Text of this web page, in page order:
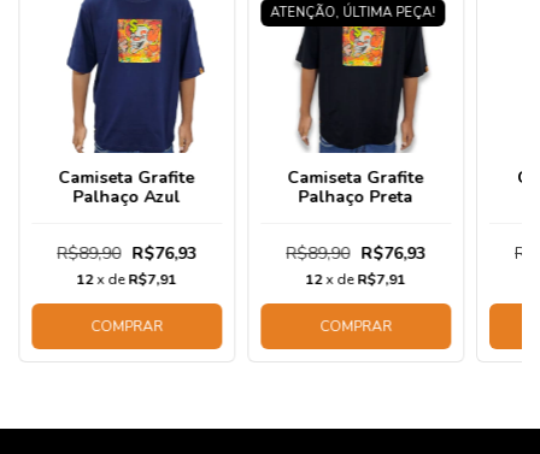
Camiseta Grafite
Palhaço Azul
R$89,90 R$76,93
12x deR$7,91
COMPRAR
ATENÇÃO, ÚLTIMA PEÇA!
Camiseta Grafite
Palhaço Preta
R$89,90 R$76,93
12x deR$7,91
COMPRAR